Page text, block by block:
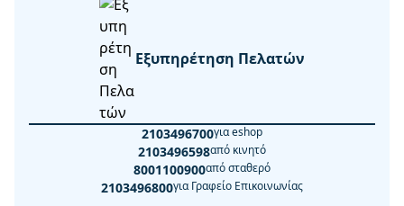
Εξυπηρέτηση Πελατών
2103496700για eshop
2103496598από κινητό
8001100900από σταθερό
2103496800για Γραφείο Επικοινωνίας